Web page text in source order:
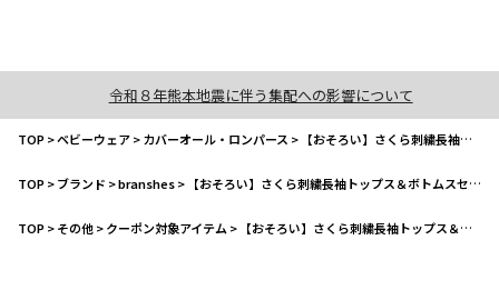
令和８年熊本地震に伴う集配への影響について
TOP>ベビーウェア>カバーオール・ロンパース > 【おそろい】さくら刺繍長袖トップス＆ボトムスセット
TOP>ブランド >branshes> 【おそろい】さくら刺繍長袖トップス＆ボトムスセット
TOP>その他>クーポン対象アイテム > 【おそろい】さくら刺繍長袖トップス＆ボトムスセット